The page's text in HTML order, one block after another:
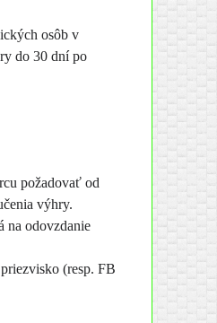
osôb v
do 30 dní po
požadovať od
výhry.
na odovzdanie
(resp. FB